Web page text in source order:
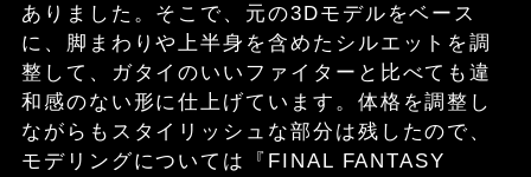
ありました。そこで、元の3Dモデルをベース
に、脚まわりや上半身を含めたシルエットを調
整して、ガタイのいいファイターと比べても違
和感のない形に仕上げています。体格を調整し
ながらもスタイリッシュな部分は残したので、
モデリングについては『FINAL FANTASY